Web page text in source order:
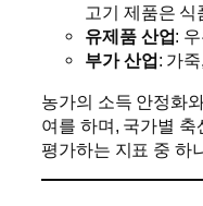
고기 제품은 식
유제품 산업:
부가 산업: 가
농가의 소득 안정화
여를 하며, 국가별
평가하는 지표 중 하